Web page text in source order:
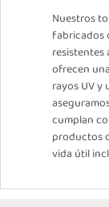
Nuestros
fabricados
resistentes
ofrecen
rayos UV y
cumplan
productos
vida útil